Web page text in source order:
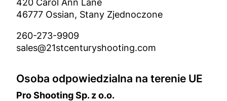
46777 Ossian, Stany Zjednoczone
260-273-9909
sales@21stcenturyshooting.com
Osoba odpowiedzialna na terenie UE
Pro Shooting Sp. z o.o.